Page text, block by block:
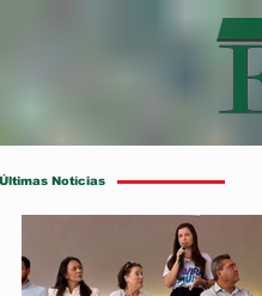
Últimas Notícias